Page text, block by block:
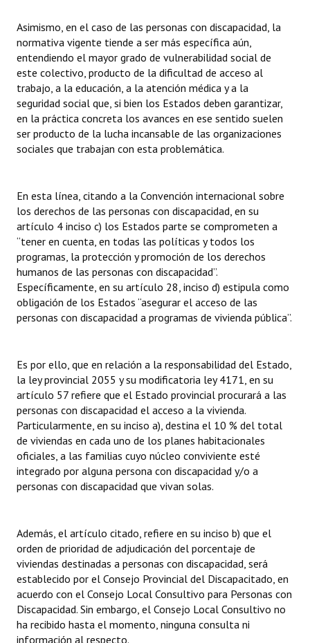
Huéspedes de Honor - Registro
Antiguos Pobladores - Registro
Reconocimientos - Registro
Bariloche, Municipio intercultural
Entrega de distinciones
Asimismo, en el caso de las personas con discapacidad, la
normativa vigente tiende a ser más específica aún,
entendiendo el mayor grado de vulnerabilidad social de
este colectivo, producto de la dificultad de acceso al
trabajo, a la educación, a la atención médica y a la
seguridad social que, si bien los Estados deben garantizar,
en la práctica concreta los avances en ese sentido suelen
ser producto de la lucha incansable de las organizaciones
sociales que trabajan con esta problemática.
En esta línea, citando a la Convención internacional sobre
los derechos de las personas con discapacidad, en su
artículo 4 inciso c) los Estados parte se comprometen a
“tener en cuenta, en todas las políticas y todos los
programas, la protección y promoción de los derechos
humanos de las personas con discapacidad”.
Específicamente, en su artículo 28, inciso d) estipula como
obligación de los Estados “asegurar el acceso de las
personas con discapacidad a programas de vivienda pública”.
Es por ello, que en relación a la responsabilidad del Estado,
la ley provincial 2055 y su modificatoria ley 4171, en su
artículo 57 refiere que el Estado provincial procurará a las
personas con discapacidad el acceso a la vivienda.
Particularmente, en su inciso a), destina el 10 % del total
de viviendas en cada uno de los planes habitacionales
oficiales, a las familias cuyo núcleo conviviente esté
integrado por alguna persona con discapacidad y/o a
personas con discapacidad que vivan solas.
Además, el artículo citado, refiere en su inciso b) que el
orden de prioridad de adjudicación del porcentaje de
viviendas destinadas a personas con discapacidad, será
establecido por el Consejo Provincial del Discapacitado, en
acuerdo con el Consejo Local Consultivo para Personas con
Discapacidad. Sin embargo, el Consejo Local Consultivo no
ha recibido hasta el momento, ninguna consulta ni
información al respecto.